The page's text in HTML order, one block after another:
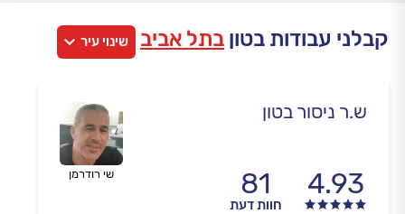
קבלני עבודות בטון בתל אביב שינוי עיר
ש.ר ניסור בטון
4.93
81
חוות דעת
שי רודרמן